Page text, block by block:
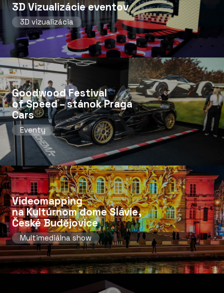
3D Vizualizácie eventov
3D vizualizácia
Goodwood Festival
of Speed ​​– stánok Praga
Cars
Eventy
Videomapping
na Kultúrnom dome Slávie,
České Budějovice
Multimediálna show